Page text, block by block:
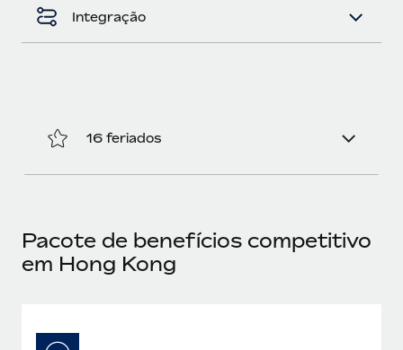
Integração
16 feriados
Pacote de benefícios competitivo
em Hong Kong